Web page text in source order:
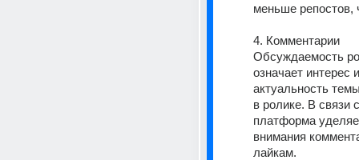
меньше репостов,
4. Комментарии
Обсуждаемость
означает интерес и
актуальность
в ролике. В связи
платформа
внимания
лайкам.